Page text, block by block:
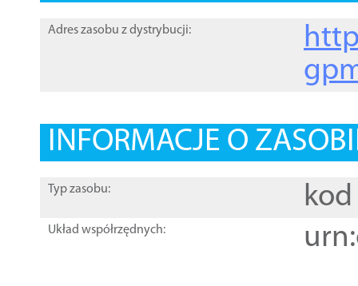
Adres zasobu z dystrybucji:
INFORMACJE O
Typ zasobu: kod
Układ współrzędnych: